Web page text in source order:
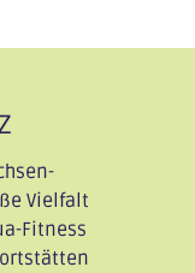
Vielfalt
Fitness